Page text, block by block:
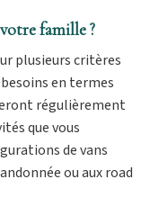
famille ?
plusieurs critères
en termes
régulièrement
que vous
de vans
ou aux road